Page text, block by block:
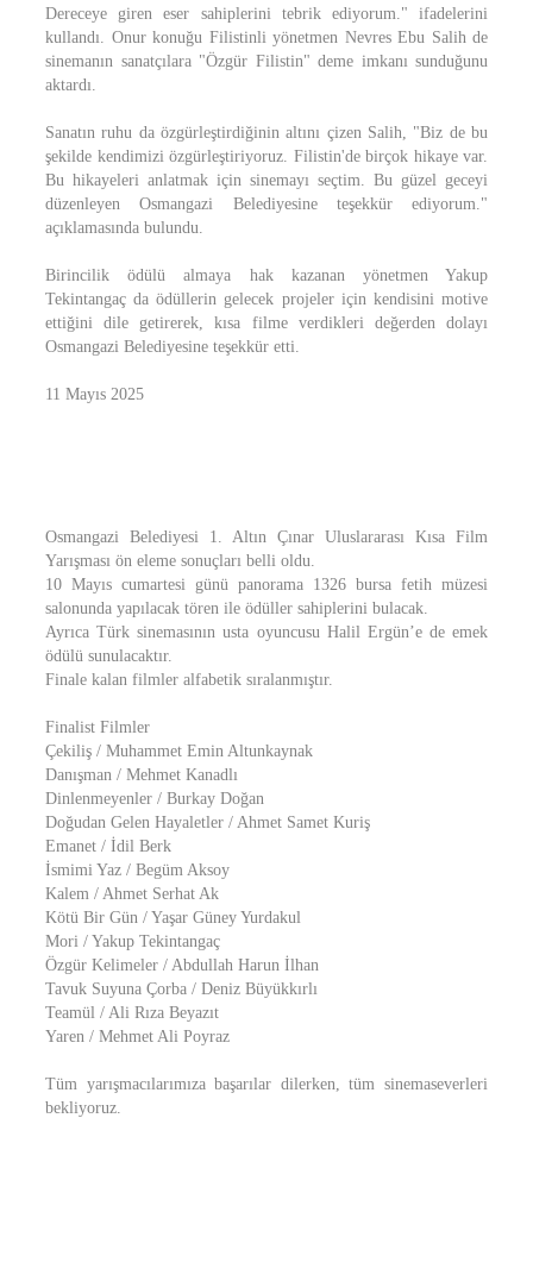
Dereceye giren eser sahiplerini tebrik ediyorum." ifadelerini
kullandı. Onur konuğu Filistinli yönetmen Nevres Ebu Salih de
sinemanın sanatçılara "Özgür Filistin" deme imkanı sunduğunu
aktardı.
Sanatın ruhu da özgürleştirdiğinin altını çizen Salih, "Biz de bu
şekilde kendimizi özgürleştiriyoruz. Filistin'de birçok hikaye var.
Bu hikayeleri anlatmak için sinemayı seçtim. Bu güzel geceyi
düzenleyen Osmangazi Belediyesine teşekkür ediyorum."
açıklamasında bulundu.
Birincilik ödülü almaya hak kazanan yönetmen Yakup
Tekintangaç da ödüllerin gelecek projeler için kendisini motive
ettiğini dile getirerek, kısa filme verdikleri değerden dolayı
Osmangazi Belediyesine teşekkür etti.
11 Mayıs 2025
Osmangazi Belediyesi 1. Altın Çınar Uluslararası Kısa Film
Yarışması ön eleme sonuçları belli oldu.
10 Mayıs cumartesi günü panorama 1326 bursa fetih müzesi
salonunda yapılacak tören ile ödüller sahiplerini bulacak.
Ayrıca Türk sinemasının usta oyuncusu Halil Ergün’e de emek
ödülü sunulacaktır.
Finale kalan filmler alfabetik sıralanmıştır.
Finalist Filmler
Çekiliş / Muhammet Emin Altunkaynak
Danışman / Mehmet Kanadlı
Dinlenmeyenler / Burkay Doğan
Doğudan Gelen Hayaletler / Ahmet Samet Kuriş
Emanet / İdil Berk
İsmimi Yaz / Begüm Aksoy
Kalem / Ahmet Serhat Ak
Kötü Bir Gün / Yaşar Güney Yurdakul
Mori / Yakup Tekintangaç
Özgür Kelimeler / Abdullah Harun İlhan
Tavuk Suyuna Çorba / Deniz Büyükkırlı
Teamül / Ali Rıza Beyazıt
Yaren / Mehmet Ali Poyraz
Tüm yarışmacılarımıza başarılar dilerken, tüm sinemaseverleri
bekliyoruz.